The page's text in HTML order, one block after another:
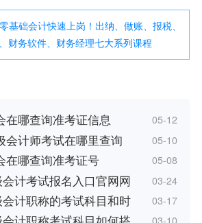
基础会计快速上岗！出纳、做账、报税、
财务软件、财务经理七大系列课程
在哪查询准考证信息 05-12
会计师考试在哪里查询 05-10
在哪查询准考证号 05-08
计考试报名入口官网网 03-24
计职称的考试科目和时 03-17